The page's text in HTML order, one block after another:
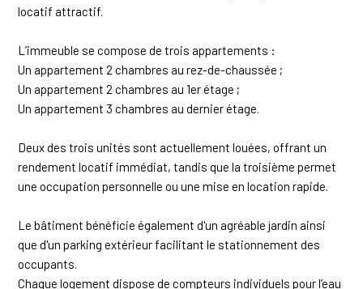
locatif attractif.
L’immeuble se compose de trois appartements :
Un appartement 2 chambres au rez-de-chaussée ;
Un appartement 2 chambres au 1er étage ;
Un appartement 3 chambres au dernier étage.
Deux des trois unités sont actuellement louées, offrant un
rendement locatif immédiat, tandis que la troisième permet
une occupation personnelle ou une mise en location rapide.
Le bâtiment bénéficie également d'un agréable jardin ainsi
que d'un parking extérieur facilitant le stationnement des
occupants.
Chaque logement dispose de compteurs individuels pour l’eau